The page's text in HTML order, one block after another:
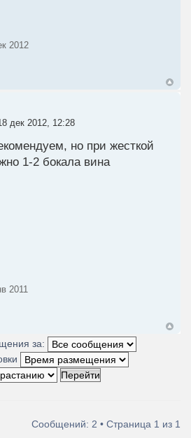
2012
дек 2012, 12:28
но при жесткой
1-2 бокала вина
2011
за:
Сообщений: 2 • Страница 1 из 1